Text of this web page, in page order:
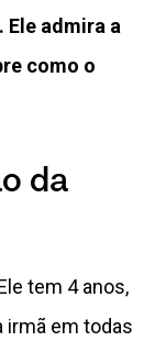
Ele admira a
como o
da
tem 4 anos,
irmã em todas